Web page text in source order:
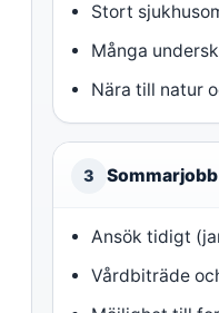
Stort
Många
Nära till natur
3 Sommarjobb
Ansök tidigt
Vårdbiträde